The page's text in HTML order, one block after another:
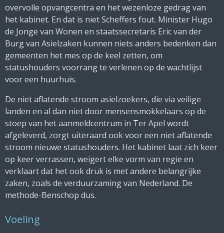
overvolle opvangcentra en het wezenloze gedrag van
het kabinet. En dat is niet Scheffers fout. Minister Hugo
de Jonge van Wonen en staatssecretaris Eric van der
Burg van Asielzaken kunnen niets anders bedenken dan
gemeenten het mes op de keel zetten, om
statushouders voorrang te verlenen op de wachtlijst
voor een huurhuis.
De niet aflatende stroom asielzoekers, die via veilige
landen en al dan niet door mensensmokkelaars op de
stoep van het aanmeldcentrum in Ter Apel wordt
afgeleverd, zorgt uiteraard ook voor een niet aflatende
stroom nieuwe statushouders. Het kabinet laat zich keer
op keer verrassen, weigert elke vorm van regie en
verklaart dat het ook druk is met andere belangrijke
zaken, zoals de verduurzaming van Nederland. De
methode-Benschop dus.
Voeling